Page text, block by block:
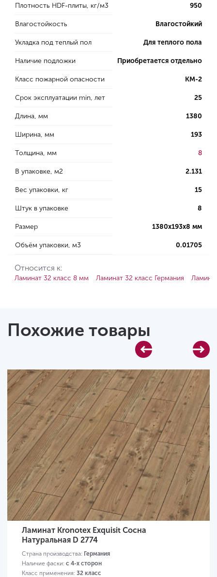
Плотность HDF-плиты, кг/м3 950
Влагостойкость Влагостойкий
Укладка под теплый пол Для теплого пола
Наличие подложки Приобретается отдельно
Класс пожарной опасности КМ-2
Срок эксплуатации min, лет 25
Длина, мм 1380
Ширина, мм 193
Толщина, мм 8
В упаковке, м2 2.131
Вес упаковки, кг 15
Штук в упаковке 8
Размер 1380х193х8 мм
Объём упаковки, м3 0.01705
Относится к:
Ламинат 32 класс 8 мм Ламинат 32 класс Германия
Похожие товары
Ламинат Kronotex Exquisit Сосна
Натуральная D 2774
Страна производства: Германия
Наличие фаски: с 4-х сторон
Класс применения: 32 класс